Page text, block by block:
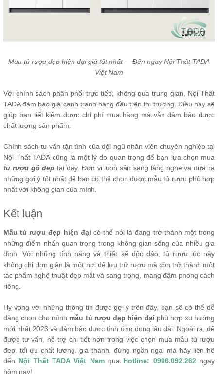
Mua tủ rượu đẹp hiện đại giá tốt nhất – Đến ngay Nội Thất TADA
Việt Nam
Với chính sách phân phối trực tiếp, không qua trung gian, Nội Thất
TADA đảm bảo giá cạnh tranh hàng đầu trên thị trường. Điều này sẽ
giúp bạn tiết kiệm được chi phí mua hàng mà vẫn đảm bảo được
chất lượng sản phẩm.
Chính sách tư vấn tận tình của đội ngũ nhân viên chuyên nghiệp tại
Nội Thất TADA cũng là một lý do quan trọng để bạn lựa chọn mua
tủ rượu gỗ đẹp tại đây. Đơn vị luôn sẵn sàng lắng nghe và đưa ra
những gợi ý tốt nhất để bạn có thể chọn được mẫu tủ rượu phù hợp
nhất với không gian của mình.
Kết luận
Mẫu tủ rượu đẹp hiện đại có thể nói là đang trở thành một trong
những điểm nhấn quan trọng trong không gian sống của nhiều gia
đình. Với những tính năng và thiết kế độc đáo, tủ rượu lúc này
không chỉ đơn giản là một nơi để lưu trữ rượu mà còn trở thành một
tác phẩm nghệ thuật đẹp mắt và sang trọng, mang đậm phong cách
riêng.
Hy vọng với những thông tin được gợi ý trên đây, bạn sẽ có thể dễ
dàng chọn cho mình mẫu tủ rượu đẹp hiện đại phù hợp xu hướng
mới nhất 2023 và đảm bảo được tính ứng dụng lâu dài. Ngoài ra, để
được tư vấn, hỗ trợ chi tiết hơn trong việc chọn mua mẫu tủ rượu
đẹp, tối ưu chất lượng, giá thành, đừng ngần ngại mà hãy liên hệ
đến Nội Thất TADA Việt Namqua Hotline: 0906.092.262 ngay
hôm nay!